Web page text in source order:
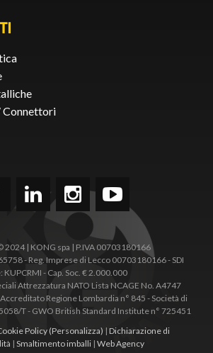
2024 | KONG spa | P.IVA 00703180166
- Reg. Imprese di Lecco 00703180166 - SDI
KUPCRMI - Cap. Soc. € 2.000.000
Attrezzatura NATO Lista NCAGE No. A4747
Regione Lombardia n° 845 - Società di
T - GWO British Standard Institute n° 725451
Policy(Personalizza) | Dichiarazione di
| Smaltimento imballi | Web Agency